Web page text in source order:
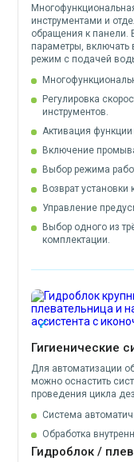
инструментами и
обращения к панели.
параметры, включать
режим с подачей
Регулировка
инструментов.
Активация функции
Включение
Выбор режима
Возврат
Управление
Выбор одного из
комплектации.
Гигиенические
Для автоматизации
можно оснастить
проведения цикла
Система
Обработка
Гидроблок /